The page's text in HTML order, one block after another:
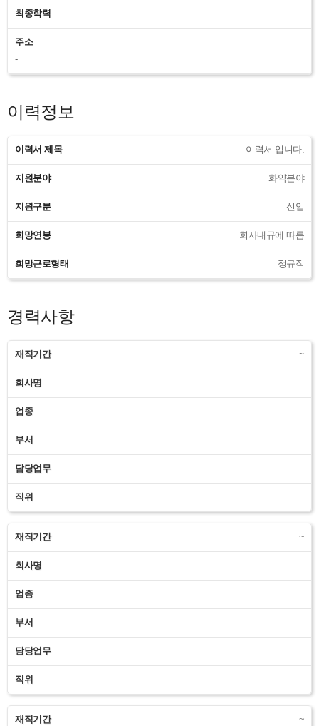
최종학력
주소
-
이력정보
이력서 제목 이력서 입니다.
지원분야 화약분야
지원구분 신입
희망연봉 회사내규에 따름
희망근로형태 정규직
경력사항
재직기간 ~
회사명
업종
부서
담당업무
직위
재직기간 ~
회사명
업종
부서
담당업무
직위
재직기간 ~